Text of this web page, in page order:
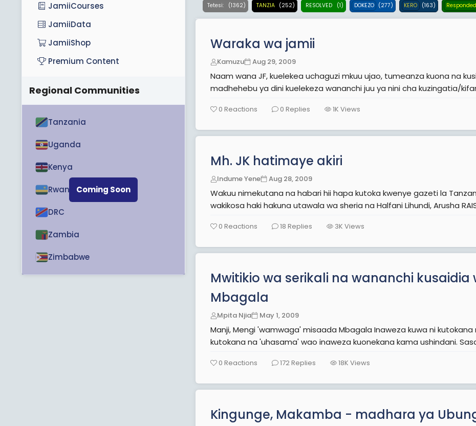
Tetesi: (1362) TANZIA (252) RESOLVED (1) DOKEZO (277) KERO (163) Responded
Waraka wa jamii
Kamuzu Aug 29, 2009
Naam wana JF, kuelekea uchaguzi mkuu ujao, tumeanza kuona na
madhehebu ya dini kuelekeza wananchi juu ya nini cha kuzingatia/
0 Reactions 0 Replies 1K Views
Mh. JK hatimaye akiri
Indume Yene Aug 28, 2009
Wakuu nimekutana na habari hii hapa kutoka kwenye gazeti la Tanzania Daima
wakikosa haki
0 Reactions 18 Replies 3K Views
Mwitikio wa serikali na wananchi
Mbagala
Mpita Njia May 1, 2009
Manji, Mengi 'wamwaga' misaada Mbagala Inaweza kuwa ni kutokana na moyo wao wa kujitolea wka jamii lakini
kutokana na 'uhasama' wao inaweza kuonekana kama ushindani.
0 Reactions 172Replies 18K Views
Kingunge, Makamba - madhara ya
JamiiCourses
JamiiData
JamiiShop
Premium Content
Regional Communities
Coming Soon
Tanzania
Uganda
Kenya
Rwanda
DRC
Zambia
Zimbabwe